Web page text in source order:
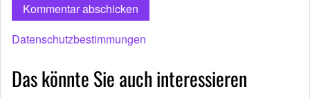
Datenschutzbestimmungen
Das könnte Sie auch interessieren